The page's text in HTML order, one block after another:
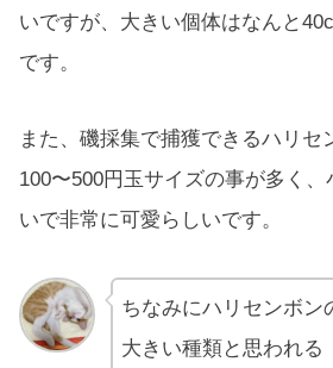
いですが、大きい個体はなんと
です。
また、磯採集で捕獲できるハリセ
100〜500円玉サイズの事が多く
いで非常に可愛らしいです。
ちなみにハリセンボン
大きい種類と思われる